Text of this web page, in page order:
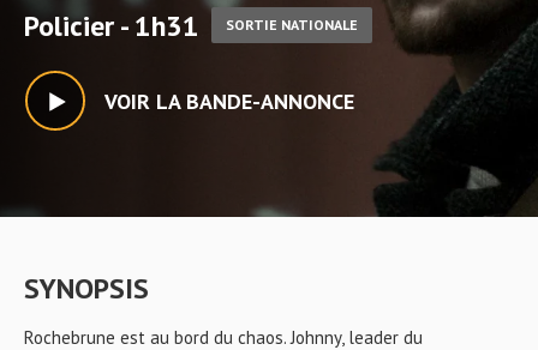
Policier - 1h31 SORTIE NATIONALE
VOIR LA BANDE-ANNONCE
SYNOPSIS
Rochebrune est au bord du chaos. Johnny, leader du